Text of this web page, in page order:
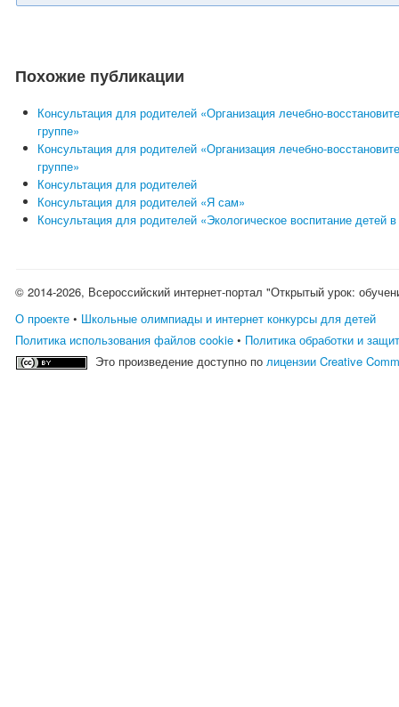
Похожие публикации
Консультация для родителей «Организация лечебно-
группе»
Консультация для родителей «Организация лечебно-
группе»
Консультация для родителей
Консультация для родителей «Я сам»
Консультация для родителей «Экологическое воспитание детей
© 2014-2026, Всероссийский интернет-портал "Открытый урок:
О проекте • Школьные олимпиады и интернет конкурсы для детей
Политика использования файлов cookie • Политика обработки и
Это произведение доступно полицензии Creative